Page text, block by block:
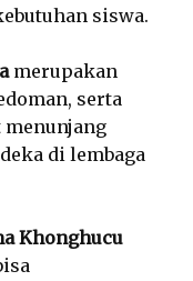
siswa.
merupakan
serta
menunjang
di lembaga
Khonghucu